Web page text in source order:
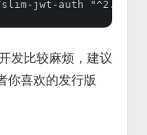
发比较麻烦，建议
你喜欢的发行版